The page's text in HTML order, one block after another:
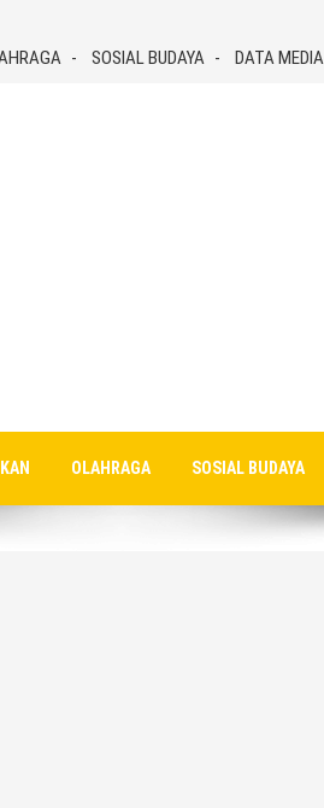
SOSIAL BUDAYA DATA MEDIA
OLAHRAGA SOSIAL BUDAYA